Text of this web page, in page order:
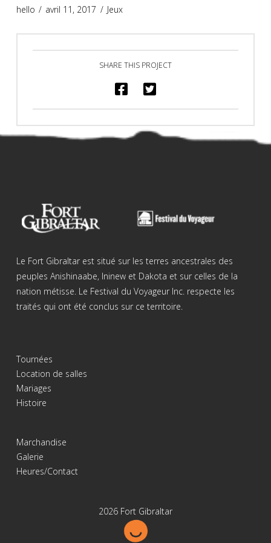
hello avril 11, 2017 Jeux
SHARE THIS PROJECT
Le Fort Gibraltar est situé sur les terres ancestrales des
peuples Anishinaabe, Ininew et Dakota et sur celles de la
nation métisse. Le Festival du Voyageur Inc. respecte les
traités qui ont été conclus sur ce territoire.
Tournées
Location de salles
Mariages
Histoire
Marchandise
Galerie
Heures/Contact
2026 Fort Gibraltar